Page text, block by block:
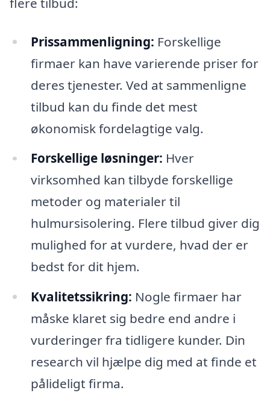
Prissammenligning: Forskellige
firmaer kan have varierende priser for
deres tjenester. Ved at sammenligne
tilbud kan du finde det mest
økonomisk fordelagtige valg.
Forskellige løsninger: Hver
virksomhed kan tilbyde forskellige
metoder og materialer til
hulmursisolering. Flere tilbud giver dig
mulighed for at vurdere, hvad der er
bedst for dit hjem.
Kvalitetssikring: Nogle firmaer har
måske klaret sig bedre end andre i
vurderinger fra tidligere kunder. Din
research vil hjælpe dig med at finde et
pålideligt firma.